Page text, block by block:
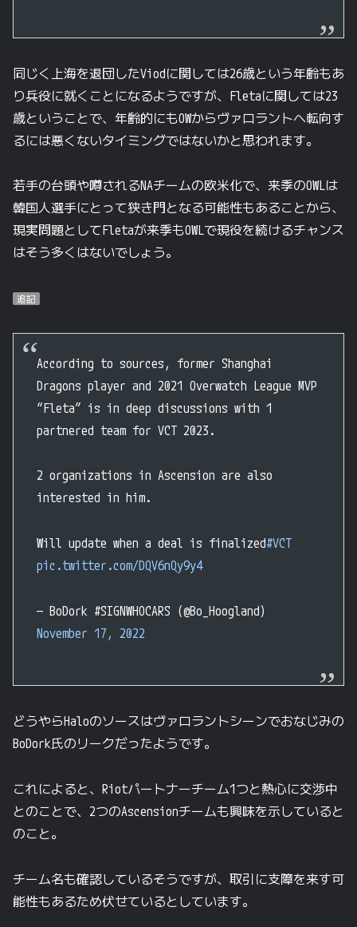
同じく上海を退団したViodに関しては26歳という年齢もあ
り兵役に就くことになるようですが、Fletaに関しては23
歳ということで、年齢的にもOWからヴァロラントへ転向す
るには悪くないタイミングではないかと思われます。
若手の台頭や噂されるNAチームの欧米化で、来季のOWLは
韓国人選手にとって狭き門となる可能性もあることから、
現実問題としてFletaが来季もOWLで現役を続けるチャンス
はそう多くはないでしょう。
追記
According to sources, former Shanghai
Dragons player and 2021 Overwatch League MVP
“Fleta” is in deep discussions with 1
partnered team for VCT 2023.
2 organizations in Ascension are also
interested in him.
Will update when a deal is finalized#VCT
pic.twitter.com/DQV6nQy9y4
— BoDork #SIGNWHOCARS (@Bo_Hoogland)
November 17, 2022
どうやらHaloのソースはヴァロラントシーンでおなじみの
BoDork氏のリークだったようです。
これによると、Riotパートナーチーム1つと熱心に交渉中
とのことで、2つのAscensionチームも興味を示していると
のこと。
チーム名も確認しているそうですが、取引に支障を来す可
能性もあるため伏せているとしています。